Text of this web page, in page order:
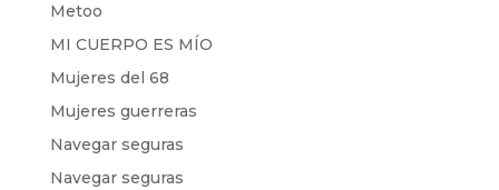
Metoo
MI CUERPO ES MÍO
Mujeres del 68
Mujeres guerreras
Navegar seguras
Navegar seguras